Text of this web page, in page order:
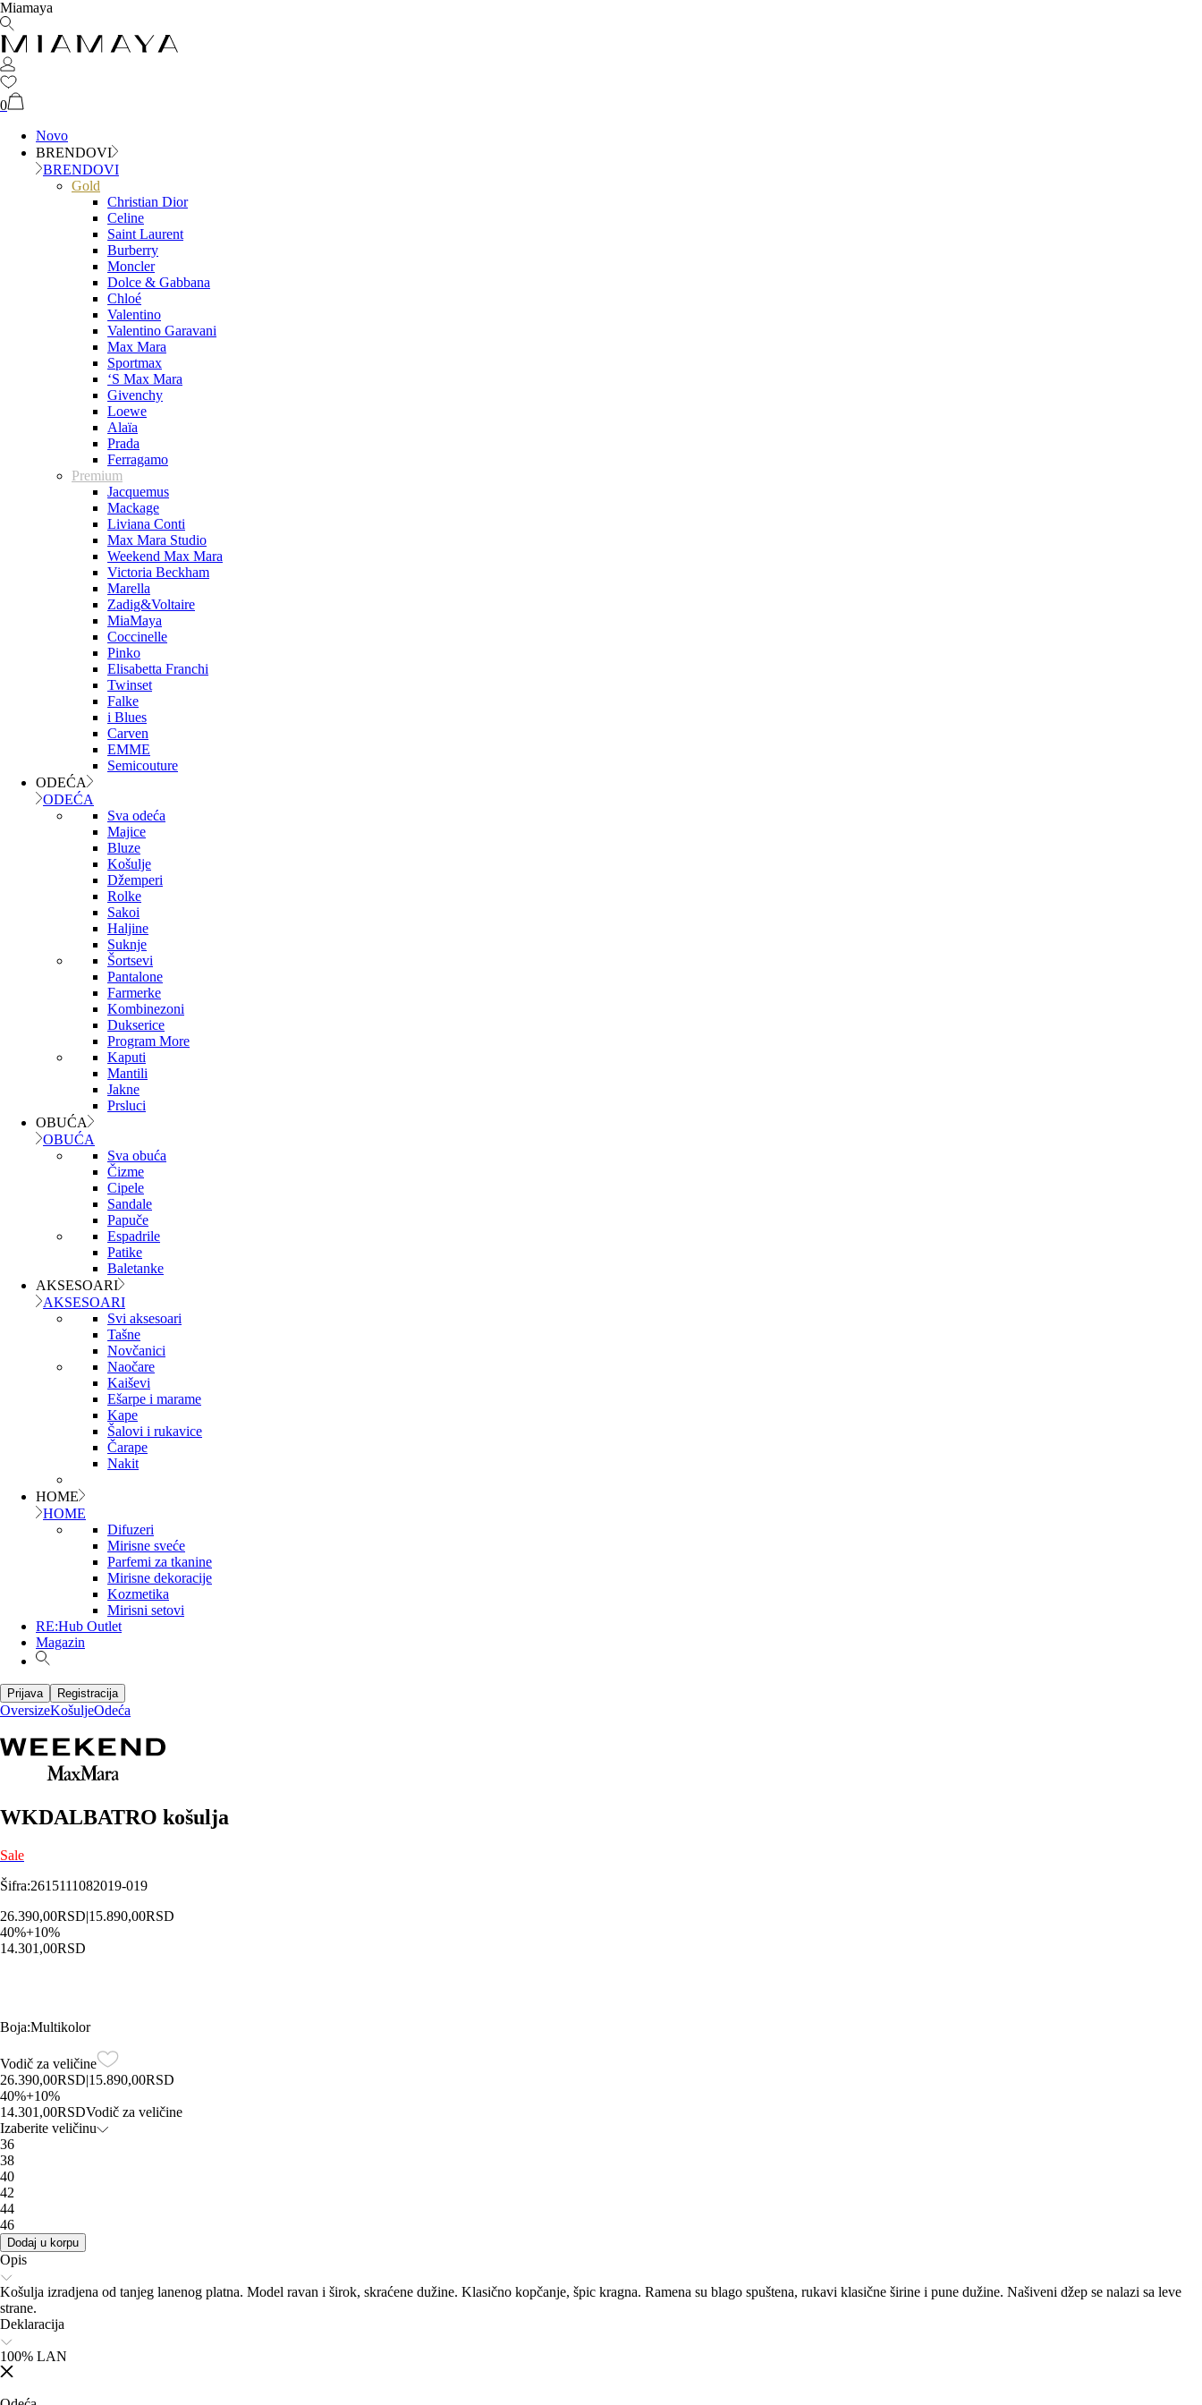
Miamaya
0
Novo
BRENDOVI
BRENDOVI
Gold
Christian Dior
Celine
Saint Laurent
Burberry
Moncler
Dolce & Gabbana
Chloé
Valentino
Valentino Garavani
Max Mara
Sportmax
‘S Max Mara
Givenchy
Loewe
Alaïa
Prada
Ferragamo
Premium
Jacquemus
Mackage
Liviana Conti
Max Mara Studio
Weekend Max Mara
Victoria Beckham
Marella
Zadig&Voltaire
MiaMaya
Coccinelle
Pinko
Elisabetta Franchi
Twinset
Falke
i Blues
Carven
EMME
Semicouture
ODEĆA
ODEĆA
Sva odeća
Majice
Bluze
Košulje
Džemperi
Rolke
Sakoi
Haljine
Suknje
Šortsevi
Pantalone
Farmerke
Kombinezoni
Dukserice
Program More
Kaputi
Mantili
Jakne
Prsluci
OBUĆA
OBUĆA
Sva obuća
Čizme
Cipele
Sandale
Papuče
Espadrile
Patike
Baletanke
AKSESOARI
AKSESOARI
Svi aksesoari
Tašne
Novčanici
Naočare
Kaiševi
Ešarpe i marame
Kape
Šalovi i rukavice
Čarape
Nakit
HOME
HOME
Difuzeri
Mirisne sveće
Parfemi za tkanine
Mirisne dekoracije
Kozmetika
Mirisni setovi
RE:Hub Outlet
Magazin
Prijava Registracija
OversizeKošuljeOdeća
WKDALBATRO košulja
Sale
Šifra:2615111082019-019
26.390,00RSD|15.890,00RSD
40%+10%
14.301,00RSD
Boja:Multikolor
Vodič za veličine
26.390,00RSD|15.890,00RSD
40%+10%
14.301,00RSDVodič za veličine
Izaberite veličinu
36
38
40
42
44
46
Dodaj u korpu
Opis
Košulja izradjena od tanjeg lanenog platna. Model ravan i širok, skraćene dužine. Klasično kopčanje, špic kragna. Ramena su blago spuštena, rukavi klasične širine i pune dužine. Našiveni džep se nalazi sa leve
strane.
Deklaracija
100% LAN